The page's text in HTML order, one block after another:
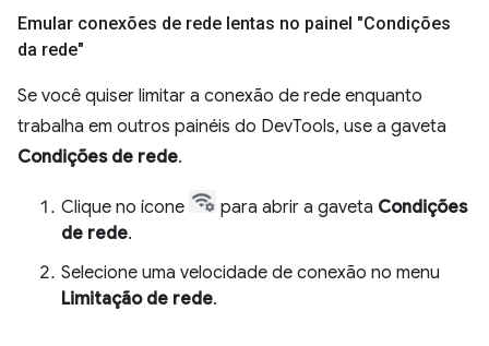
Emular conexões de rede lentas no painel "Condições
da rede"
Se você quiser limitar a conexão de rede enquanto
trabalha em outros painéis do DevTools, use a gaveta
Condições de rede.
Clique no ícone para abrir a gaveta Condições
de rede.
Selecione uma velocidade de conexão no menu
Limitação de rede.